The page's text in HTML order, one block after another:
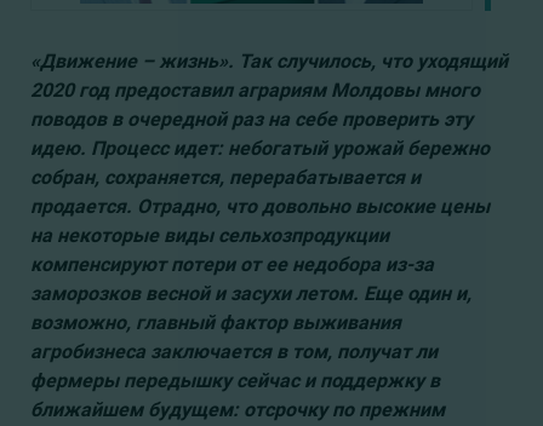
«Движение – жизнь». Так случилось, что уходящий
2020 год предоставил аграриям Молдовы много
поводов в очередной раз на себе проверить эту
идею. Процесс идет: небогатый урожай бережно
собран, сохраняется, перерабатывается и
продается. Отрадно, что довольно высокие цены
на некоторые виды сельхозпродукции
компенсируют потери от ее недобора из-за
заморозков весной и засухи летом. Еще один и,
возможно, главный фактор выживания
агробизнеса заключается в том, получат ли
фермеры передышку сейчас и поддержку в
ближайшем будущем: отсрочку по прежним